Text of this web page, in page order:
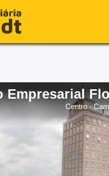
Empresarial
Centro -